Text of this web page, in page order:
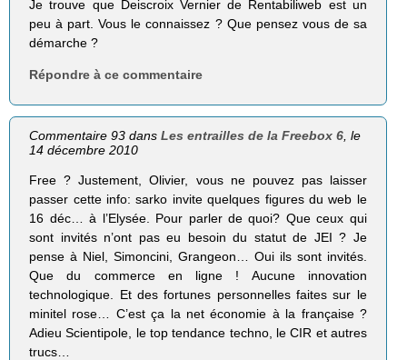
Je trouve que Deiscroix Vernier de Rentabiliweb est un
peu à part. Vous le connaissez ? Que pensez vous de sa
démarche ?
Répondre à ce commentaire
Commentaire 93 dansLes entrailles de la Freebox 6, le
14 décembre 2010
Free ? Justement, Olivier, vous ne pouvez pas laisser
passer cette info: sarko invite quelques figures du web le
16 déc… à l’Elysée. Pour parler de quoi? Que ceux qui
sont invités n’ont pas eu besoin du statut de JEI ? Je
pense à Niel, Simoncini, Grangeon… Oui ils sont invités.
Que du commerce en ligne ! Aucune innovation
technologique. Et des fortunes personnelles faites sur le
minitel rose… C’est ça la net économie à la française ?
Adieu Scientipole, le top tendance techno, le CIR et autres
trucs…